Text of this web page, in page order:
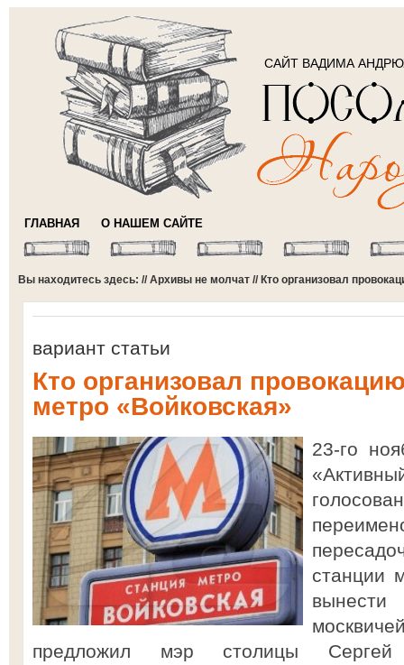
САЙТ ВАДИМА
ГЛАВНАЯ О НАШЕМ САЙТЕ
Вы находитесь здесь: //Архивы не молчат // Кто организовал
вариант статьи
Кто организовал
метро «Войковская»
23-го
станции
предложил мэр столицы Сергей